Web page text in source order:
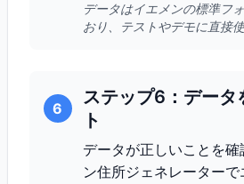
データはイエメンの標準フ
おり、テストやデモに直接
6
ステップ6：データ
ト
データが正しいことを確
ン住所ジェネレーター